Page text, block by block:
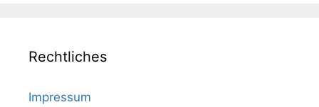
Rechtliches
Impressum